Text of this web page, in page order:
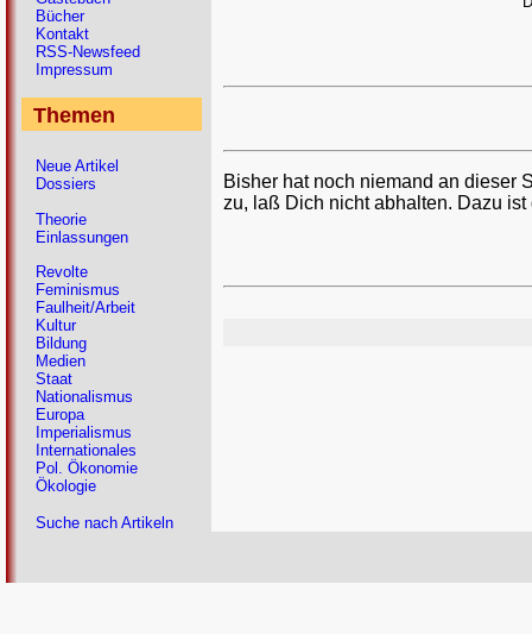
Bisher hat noch niemand an dieser
zu, laß Dich nicht abhalten. Dazu
Bücher
Kontakt
RSS-Newsfeed
Impressum
Themen
Neue Artikel
Dossiers
Theorie
Einlassungen
Revolte
Feminismus
Faulheit/Arbeit
Kultur
Bildung
Medien
Staat
Nationalismus
Europa
Imperialismus
Internationales
Pol. Ökonomie
Ökologie
Suche nach Artikeln